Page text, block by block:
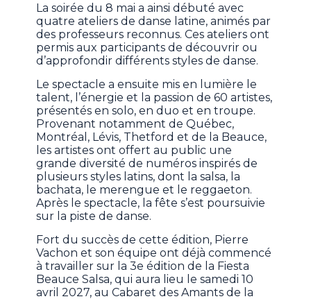
La soirée du 8 mai a ainsi débuté avec
quatre ateliers de danse latine, animés par
des professeurs reconnus. Ces ateliers ont
permis aux participants de découvrir ou
d’approfondir différents styles de danse.
Le spectacle a ensuite mis en lumière le
talent, l’énergie et la passion de 60 artistes,
présentés en solo, en duo et en troupe.
Provenant notamment de Québec,
Montréal, Lévis, Thetford et de la Beauce,
les artistes ont offert au public une
grande diversité de numéros inspirés de
plusieurs styles latins, dont la salsa, la
bachata, le merengue et le reggaeton.
Après le spectacle, la fête s’est poursuivie
sur la piste de danse.
Fort du succès de cette édition, Pierre
Vachon et son équipe ont déjà commencé
à travailler sur la 3e édition de la Fiesta
Beauce Salsa, qui aura lieu le samedi 10
avril 2027, au Cabaret des Amants de la